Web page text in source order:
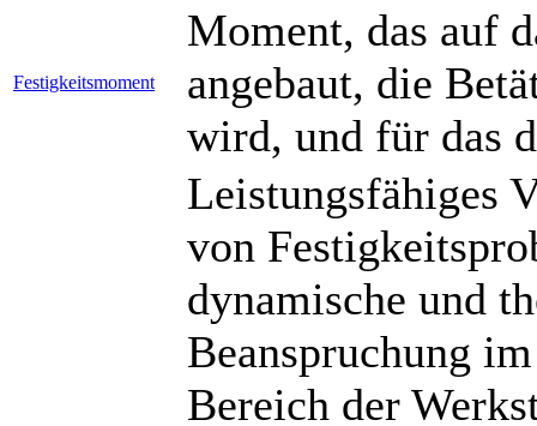
Festigkeitsmoment
Moment, das auf
angebaut, die
wird, und für das
Leistungsfähiges
von
dynamische und
Beanspruchung
Bereich der